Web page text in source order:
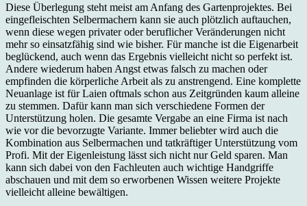
Diese Überlegung steht meist am Anfang des Gartenprojektes. Bei
eingefleischten Selbermachern kann sie auch plötzlich auftauchen,
wenn diese wegen privater oder beruflicher Veränderungen nicht
mehr so einsatzfähig sind wie bisher. Für manche ist die Eigenarbeit
beglückend, auch wenn das Ergebnis vielleicht nicht so perfekt ist.
Andere wiederum haben Angst etwas falsch zu machen oder
empfinden die körperliche Arbeit als zu anstrengend. Eine komplette
Neuanlage ist für Laien oftmals schon aus Zeitgründen kaum alleine
zu stemmen. Dafür kann man sich verschiedene Formen der
Unterstützung holen. Die gesamte Vergabe an eine Firma ist nach
wie vor die bevorzugte Variante. Immer beliebter wird auch die
Kombination aus Selbermachen und tatkräftiger Unterstützung vom
Profi. Mit der Eigenleistung lässt sich nicht nur Geld sparen. Man
kann sich dabei von den Fachleuten auch wichtige Handgriffe
abschauen und mit dem so erworbenen Wissen weitere Projekte
vielleicht alleine bewältigen.